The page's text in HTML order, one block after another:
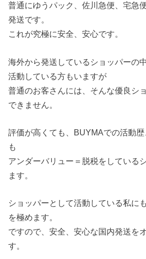
普通にゆうパック、佐川急便、宅急
発送です。
これが究極に安全、安心です。
海外から発送しているショッパーの
活動している方もいますが
普通のお客さんには、そんな優良シ
できません。
評価が高くても、BUYMAでの活動
も
アンダーバリュー＝脱税をしている
ます。
ショッパーとして活動している私に
を極めます。
ですので、安全、安心な国内発送を
す。